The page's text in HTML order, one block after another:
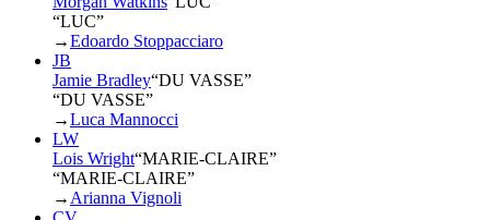
“LUC”
→Edoardo Stoppacciaro
JB
Jamie Bradley“DU VASSE”
“DU VASSE”
→Luca Mannocci
LW
Lois Wright“MARIE-CLAIRE”
“MARIE-CLAIRE”
→ Arianna Vignoli